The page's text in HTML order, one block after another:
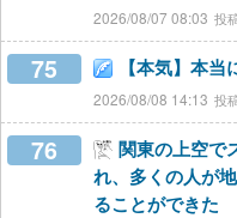
2026/08/07 08:03
75 【本気】本
2026/08/08 14:13
76
関東の上空で
れ、多くの人が
ることができた